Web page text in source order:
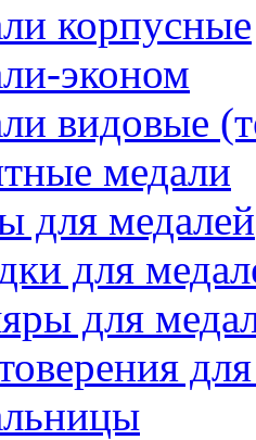
корпусные
эконом
видовые
медали
для медалей
для
для